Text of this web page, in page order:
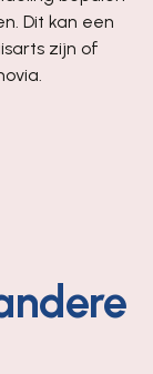
Dit kan een
zijn of